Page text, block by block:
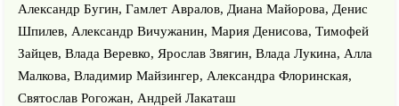
Александр Бугин, Гамлет Авралов, Диана Майорова, Денис
Шпилев, Александр Вичужанин, Мария Денисова, Тимофей
Зайцев, Влада Веревко, Ярослав Звягин, Влада Лукина, Алла
Малкова, Владимир Майзингер, Александра Флоринская,
Святослав Рогожан, Андрей Лакаташ